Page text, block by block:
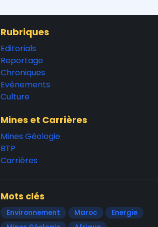
Rubriques
Editorials
Reportage
Chroniques
Evénements
Culture
Mines et Carrières
Mines Géologie
BTP
Carrières
Mots clés
Environnement Maroc
Energie